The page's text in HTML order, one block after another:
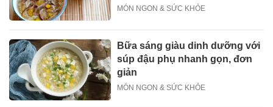
MÓN NGON & SỨC KHỎE
Bữa sáng giàu dinh dưỡng với
súp đậu phụ nhanh gọn, đơn
giản
MÓN NGON & SỨC KHỎE